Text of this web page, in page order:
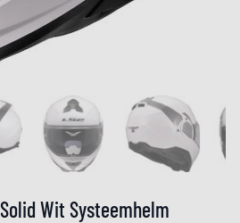
Wit Systeemhelm